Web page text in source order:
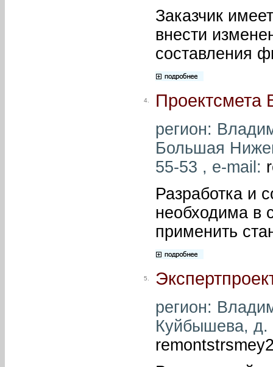
Заказчик
внести
составления
4. Проектсмета
регион:
Большая
55-53 , e-mail:
Разработка и
необходима в
применить
5.
регион:
Куйбышева, д.